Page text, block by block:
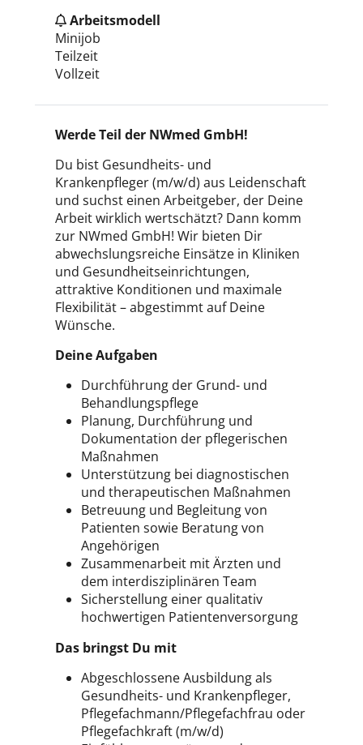
Arbeitsmodell
Minijob
Teilzeit
Vollzeit
Werde Teil der NWmed GmbH!
Du bist Gesundheits- und
Krankenpfleger (m/w/d) aus Leidenschaft
und suchst einen Arbeitgeber, der Deine
Arbeit wirklich wertschätzt? Dann komm
zur NWmed GmbH! Wir bieten Dir
abwechslungsreiche Einsätze in Kliniken
und Gesundheitseinrichtungen,
attraktive Konditionen und maximale
Flexibilität – abgestimmt auf Deine
Wünsche.
Deine Aufgaben
Durchführung der Grund- und
Behandlungspflege
Planung, Durchführung und
Dokumentation der pflegerischen
Maßnahmen
Unterstützung bei diagnostischen
und therapeutischen Maßnahmen
Betreuung und Begleitung von
Patienten sowie Beratung von
Angehörigen
Zusammenarbeit mit Ärzten und
dem interdisziplinären Team
Sicherstellung einer qualitativ
hochwertigen Patientenversorgung
Das bringst Du mit
Abgeschlossene Ausbildung als
Gesundheits- und Krankenpfleger,
Pflegefachmann/Pflegefachfrau oder
Pflegefachkraft (m/w/d)